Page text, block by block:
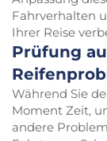
Fahrverhalten
Ihrer Reise
Prüfung
Während Sie
Moment Zeit,
andere